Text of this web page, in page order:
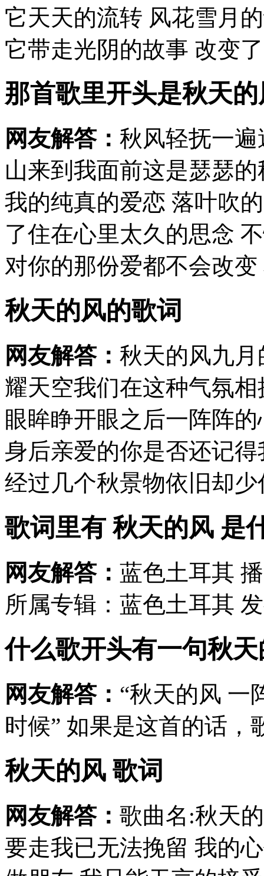
它天天的流转 风花雪月
它带走光阴的故事 改变
那首歌里开头是秋天
网友解答： 秋风轻抚一
山来到我面前这是瑟瑟
我的纯真的爱恋 落叶吹
了住在心里太久的思念
对你的那份爱都不会改
秋天的风的歌词
网友解答： 秋天的风九
耀天空我们在这种气氛
眼眸睁开眼之后一阵阵
身后亲爱的你是否还记
经过几个秋景物依旧却
歌词里有 秋天的风 是
网友解答： 蓝色土耳其
所属专辑：蓝色土耳其
什么歌开头有一句秋
网友解答： “秋天的风 一
时候” 如果是这首的话，
秋天的风 歌词
网友解答： 歌曲名:秋天
要走我已无法挽留 我的